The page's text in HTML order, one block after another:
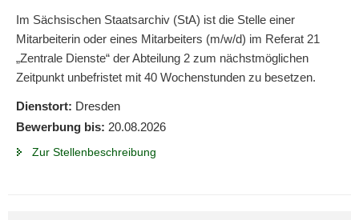
Im Sächsischen Staatsarchiv (StA) ist die Stelle einer
Mitarbeiterin oder eines Mitarbeiters (m/w/d) im Referat 21
„Zentrale Dienste“ der Abteilung 2 zum nächstmöglichen
Zeitpunkt unbefristet mit 40 Wochenstunden zu besetzen.
Dienstort: Dresden
Bewerbung bis: 20.08.2026
Zur Stellenbeschreibung